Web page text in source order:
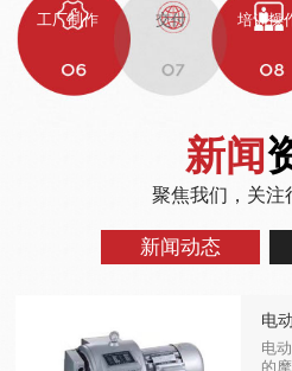
工厂制作 交付 培训操
新闻
聚焦我们，关注
新闻动态
电
电
的